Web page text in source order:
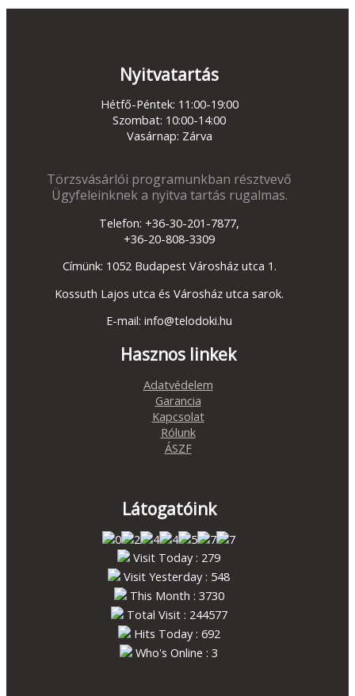
Nyitvatartás
Hétfő-Péntek: 11:00-19:00
Szombat: 10:00-14:00
Vasárnap: Zárva
Törzsvásárlói programunkban résztvevő
Ügyfeleinknek a nyitva tartás rugalmas.
Telefon: +36-30-201-7877,
+36-20-808-3309
Címünk: 1052 Budapest Városház utca 1.
Kossuth Lajos utca és Városház utca sarok.
E-mail: info@telodoki.hu
Hasznos linkek
Adatvédelem
Garancia
Kapcsolat
Rólunk
ÁSZF
Látogatóink
Visit Today : 279
Visit Yesterday : 548
This Month : 3730
Total Visit : 244577
Hits Today : 692
Who's Online : 3